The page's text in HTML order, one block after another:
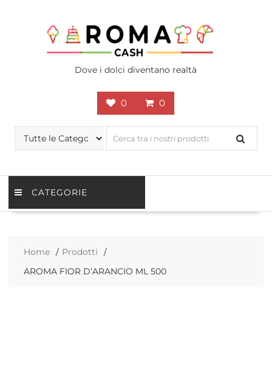
Dove i dolci diventano realtà
0 0
CATEGORIE
Home
Prodotti
AROMA FIOR D’ARANCIO ML 500